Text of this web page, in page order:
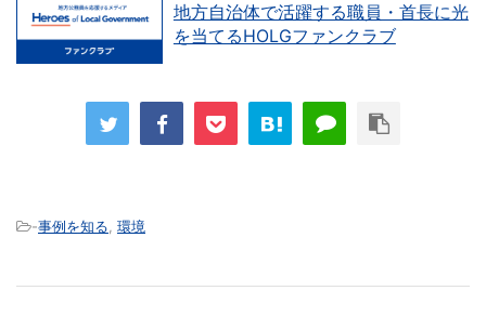
地方自治体で活躍する職員・首長に光
を当てるHOLGファンクラブ
-事例を知る 環境